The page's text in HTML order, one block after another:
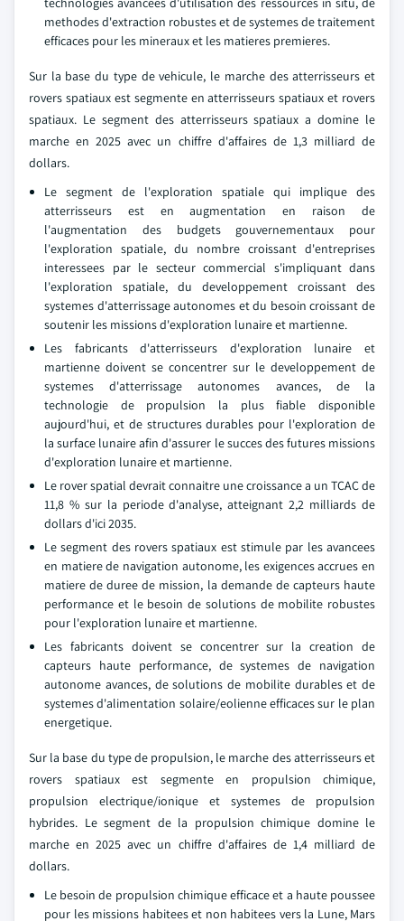
methodes d'extraction robustes et de systemes de traitement
efficaces pour les mineraux et les matieres premieres.
Sur la base du type de vehicule, le marche des atterrisseurs et
rovers spatiaux est segmente en atterrisseurs spatiaux et rovers
spatiaux. Le segment des atterrisseurs spatiaux a domine le
marche en 2025 avec un chiffre d'affaires de 1,3 milliard de
dollars.
Le segment de l'exploration spatiale qui implique des
atterrisseurs est en augmentation en raison de
l'augmentation des budgets gouvernementaux pour
l'exploration spatiale, du nombre croissant d'entreprises
interessees par le secteur commercial s'impliquant dans
l'exploration spatiale, du developpement croissant des
systemes d'atterrissage autonomes et du besoin croissant de
soutenir les missions d'exploration lunaire et martienne.
Les fabricants d'atterrisseurs d'exploration lunaire et
martienne doivent se concentrer sur le developpement de
systemes d'atterrissage autonomes avances, de la
technologie de propulsion la plus fiable disponible
aujourd'hui, et de structures durables pour l'exploration de
la surface lunaire afin d'assurer le succes des futures missions
d'exploration lunaire et martienne.
Le rover spatial devrait connaitre une croissance a un TCAC de
11,8 % sur la periode d'analyse, atteignant 2,2 milliards de
dollars d'ici 2035.
Le segment des rovers spatiaux est stimule par les avancees
en matiere de navigation autonome, les exigences accrues en
matiere de duree de mission, la demande de capteurs haute
performance et le besoin de solutions de mobilite robustes
pour l'exploration lunaire et martienne.
Les fabricants doivent se concentrer sur la creation de
capteurs haute performance, de systemes de navigation
autonome avances, de solutions de mobilite durables et de
systemes d'alimentation solaire/eolienne efficaces sur le plan
energetique.
Sur la base du type de propulsion, le marche des atterrisseurs et
rovers spatiaux est segmente en propulsion chimique,
propulsion electrique/ionique et systemes de propulsion
hybrides. Le segment de la propulsion chimique domine le
marche en 2025 avec un chiffre d'affaires de 1,4 milliard de
dollars.
Le besoin de propulsion chimique efficace et a haute poussee
pour les missions habitees et non habitees vers la Lune, Mars